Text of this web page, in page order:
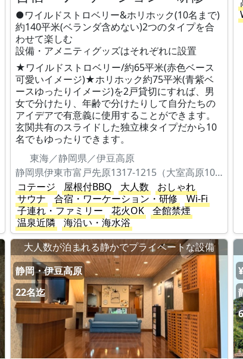
●ワイルドストロベリー&ホリホック(10名まで)
約140平米(ベランダ含めない)2つのタイプを合
わせて楽しむ
設備・アメニティグッズはそれぞれに設置
★ワイルドストロベリー/約65平米(赤色ベース
可愛いイメージ)★ホリホック約75平米(青紫ベ
ースゆったりイメージ)を2戸貸切にすれば、男
女で分けたり、年齢で分けたりして自分たちの
アイデアで有意義に使用することができます。
玄関共有のスライドした独立棟タイプだから10
名でもゆったりできます。
東海／静岡県／伊豆高原
静岡県伊東市富戸先原1317-1215（大室高原10丁目506）
コテージ
屋根付BBQ 大人数
おしゃれ
サウナ
合宿・ワーケーション・研修
Wi-Fi
子連れ・ファミリー
花火OK
全館禁煙
温泉近隣
海沿い・海水浴
大人数が泊まれる静かでプライベートな設備
静岡・伊豆高原
22名迄